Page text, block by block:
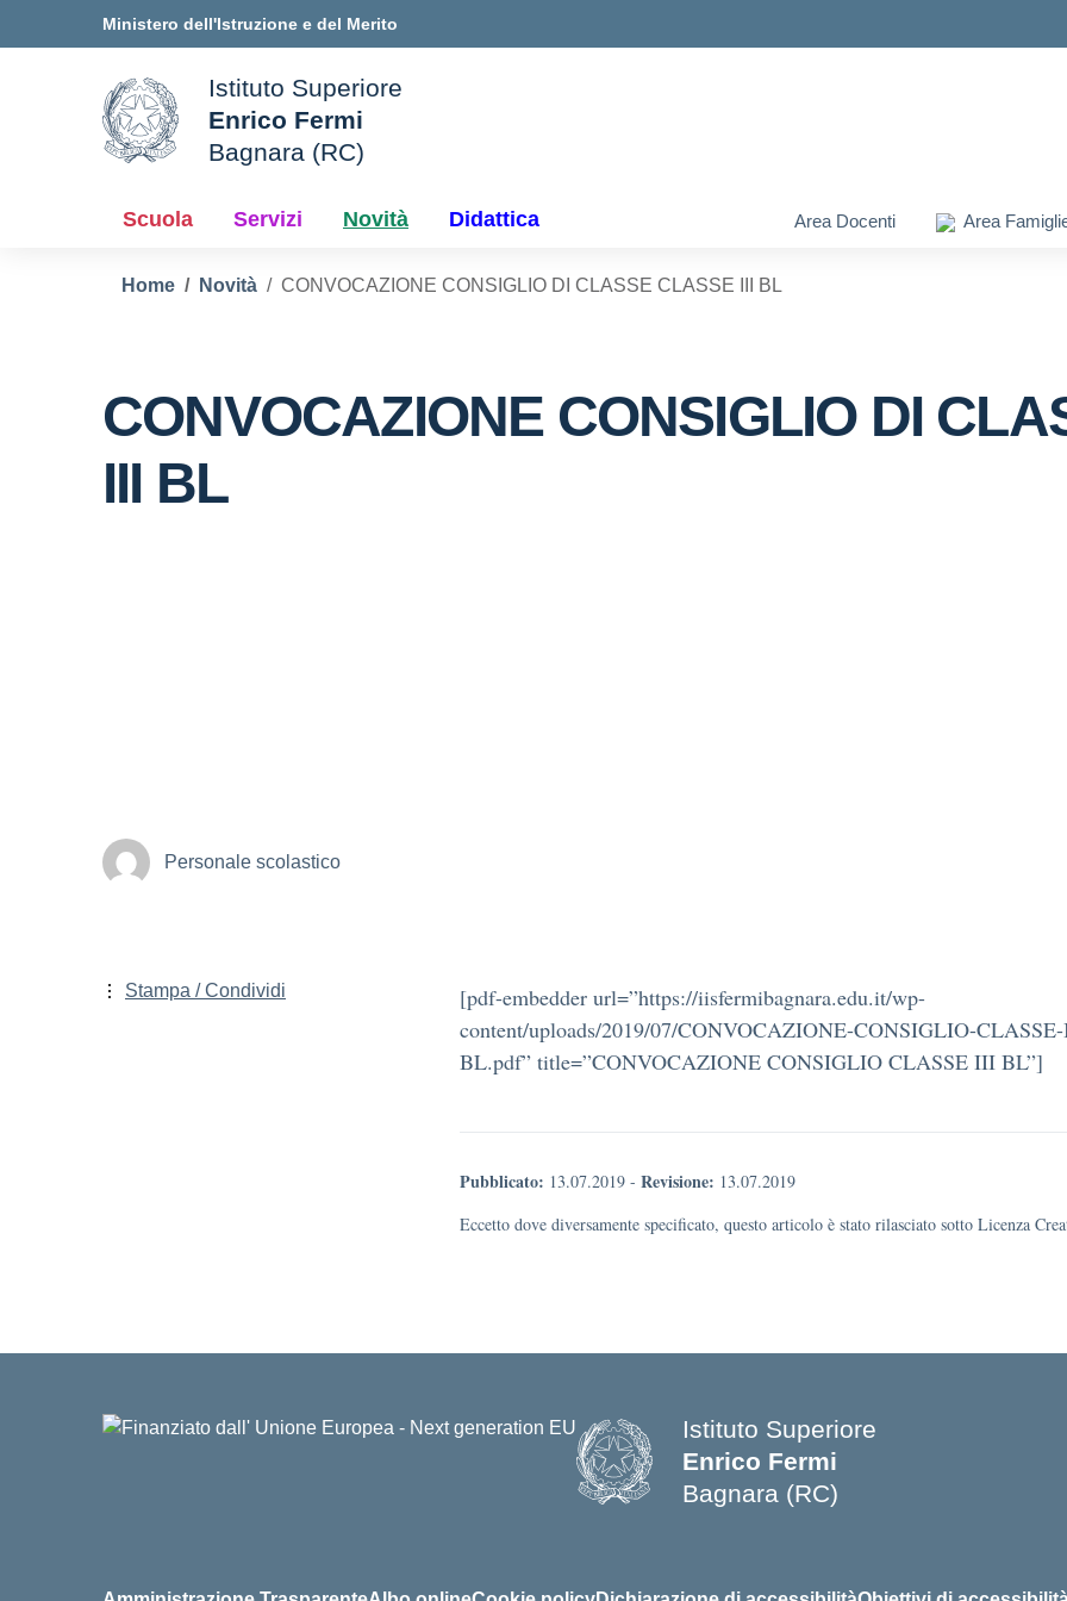
Ministero dell'Istruzione e del Merito
della scuola
Istituto Superiore
Enrico Fermi
Bagnara (RC)
Scuola Servizi Novità Didattica Area Docenti Area
Home Novità CONVOCAZIONE CONSIGLIO DI CLASSE CLASSE III BL
CONVOCAZIONE CONSIGLIO DI
III BL
Personale scolastico
[pdf-embedder url=”https://iisfermibagnara.edu.it/wp-
content/uploads/2019/07/CONVOCAZIONE-CONSIGLIO-
BL.pdf” title=”CONVOCAZIONE CONSIGLIO CLASSE III BL”]
Pubblicato: 13.07.2019 - Revisione: 13.07.2019
Eccetto dove diversamente specificato, questo articolo è stato rilasciato sotto Licenza
Stampa / Condividi
Istituto Superiore
Enrico Fermi
Bagnara (RC)